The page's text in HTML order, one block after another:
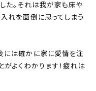
た。それは我が家も床や
れを面倒に思ってしまう
には確かに家に愛情を注
がよくわかります！疲れは